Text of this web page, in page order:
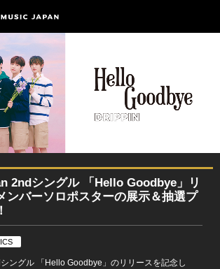
2ndシングル 「Hello Goodbye」リ
ンバーソロポスターの展示＆抽選プ
ングル 「Hello Goodbye」のリリースを記念し